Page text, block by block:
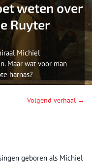
weten over
Ruyter
Michiel
Maar wat voor man
harnas?
Volgend verhaal →
geboren als Michiel